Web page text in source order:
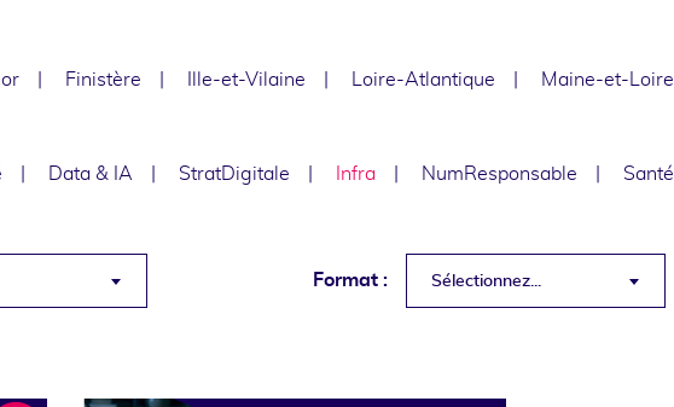
Finistère Ille-et-Vilaine Loire-Atlantique Maine-et-Loire
Data & IA StratDigitale Infra NumResponsable Santé
Format : Sélectionnez...